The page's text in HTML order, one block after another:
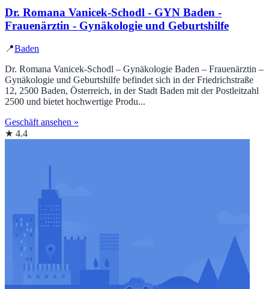
Dr. Romana Vanicek-Schodl - GYN Baden -
Frauenärztin - Gynäkologie und Geburtshilfe
📍Baden
Dr. Romana Vanicek-Schodl – Gynäkologie Baden – Frauenärztin –
Gynäkologie und Geburtshilfe befindet sich in der Friedrichstraße
12, 2500 Baden, Österreich, in der Stadt Baden mit der Postleitzahl
2500 und bietet hochwertige Produ...
Geschäft ansehen »
★ 4.4